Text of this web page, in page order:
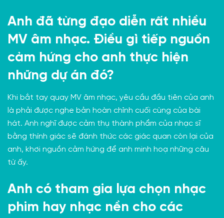
Anh đã từng đạo diễn rất nhiều
MV âm nhạc. Điều gì tiếp nguồn
cảm hứng cho anh thực hiện
những dự án đó?
Khi bắt tay quay MV âm nhạc, yêu cầu đầu tiên của anh
là phải được nghe bản hoàn chỉnh cuối cùng của bài
hát. Anh nghĩ được cảm thụ thành phẩm của nhạc sĩ
bằng thính giác sẽ đánh thức các giác quan còn lại của
anh, khơi nguồn cảm hứng để anh minh hoạ những câu
từ ấy.
Anh có tham gia lựa chọn nhạc
phim hay nhạc nền cho các